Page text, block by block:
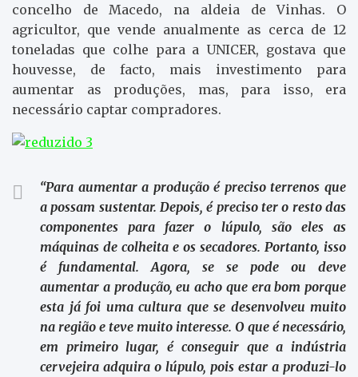
concelho de Macedo, na aldeia de Vinhas. O
agricultor, que vende anualmente as cerca de 12
toneladas que colhe para a UNICER, gostava que
houvesse, de facto, mais investimento para
aumentar as produções, mas, para isso, era
necessário captar compradores.
“Para aumentar a produção é preciso terrenos que
a possam sustentar. Depois, é preciso ter o resto das
componentes para fazer o lúpulo, são eles as
máquinas de colheita e os secadores. Portanto, isso
é fundamental. Agora, se se pode ou deve
aumentar a produção, eu acho que era bom porque
esta já foi uma cultura que se desenvolveu muito
na região e teve muito interesse. O que é necessário,
em primeiro lugar, é conseguir que a indústria
cervejeira adquira o lúpulo, pois estar a produzi-lo